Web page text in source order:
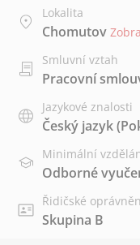
Lokalita
Chomutov
Smluvní vztah
Pracovní
Jazykové znalosti
Český jazyk
Minimální
Odborné
Řidičské
Skupina B